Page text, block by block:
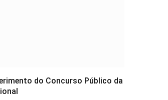
do Concurso Público da